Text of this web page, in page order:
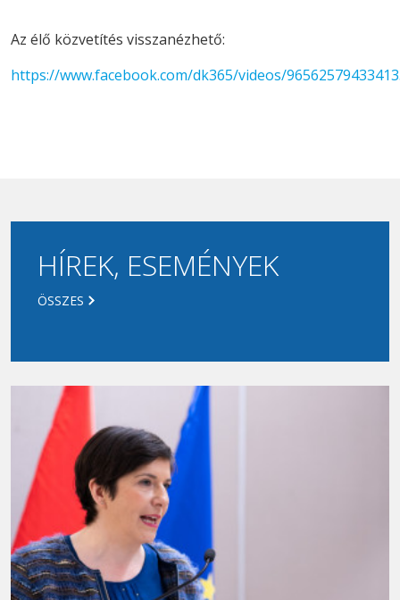
Az élő közvetítés visszanézhető:
https://www.facebook.com/dk365/videos/
HÍREK, ESEMÉNYEK
ÖSSZES